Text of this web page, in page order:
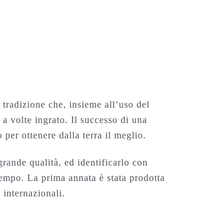
che, insieme all’uso del
volte ingrato. Il successo di una
ottenere dalla terra il meglio.
qualità, ed identificarlo con
La prima annata è stata prodotta
internazionali.